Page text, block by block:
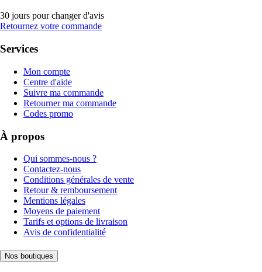
30 jours pour changer d'avis
Retournez votre commande
Services
Mon compte
Centre d'aide
Suivre ma commande
Retourner ma commande
Codes promo
À propos
Qui sommes-nous ?
Contactez-nous
Conditions générales de vente
Retour & remboursement
Mentions légales
Moyens de paiement
Tarifs et options de livraison
Avis de confidentialité
Nos boutiques